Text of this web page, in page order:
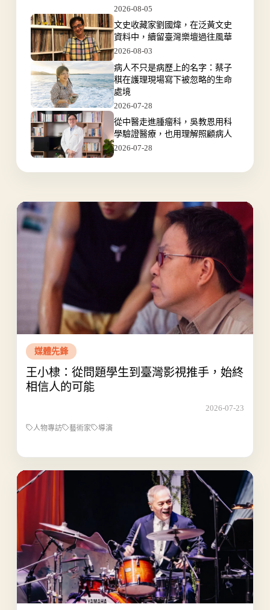
2026-08-05
文史收藏家劉國煒，在泛黃文史
資料中，續留臺灣樂壇過往風華
2026-08-03
病人不只是病歷上的名字：蔡子
稘在護理現場寫下被忽略的生命
處境
2026-07-28
從中醫走進腫瘤科，吳教恩用科
學驗證醫療，也用理解照顧病人
2026-07-28
媒體先鋒
王小棣：從問題學生到臺灣影視推手，始終
相信人的可能
2026-07-23
人物專訪 藝術家 導演